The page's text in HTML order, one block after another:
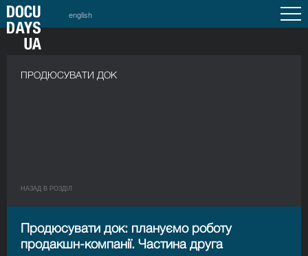
english
ПРОДЮСУВАТИ ДОК
НАЗАД В РОЗДIЛ
Продюсувати док: плануємо роботу
продакшн-компанії. Частина друга